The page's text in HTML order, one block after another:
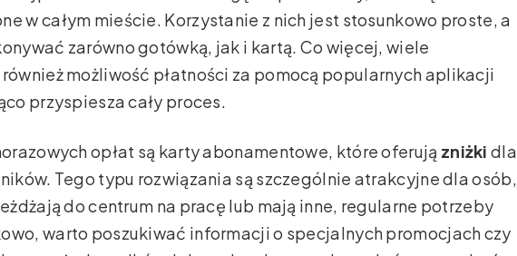
w całym mieście. Korzystanie z nich jest stosunkowo proste, a
zarówno gotówką, jak i kartą. Co więcej, wiele
możliwość płatności za pomocą popularnych aplikacji
przyspiesza cały proces.
opłat są karty abonamentowe, które oferują zniżki dla
Tego typu rozwiązania są szczególnie atrakcyjne dla osób,
do centrum na pracę lub mają inne, regularne potrzeby
warto poszukiwać informacji o specjalnych promocjach czy